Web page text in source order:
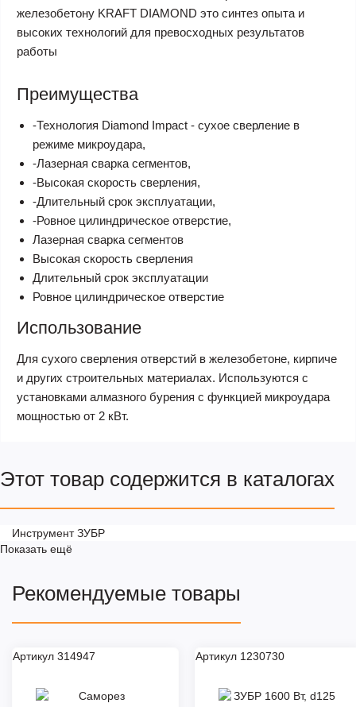
железобетону KRAFT DIAMOND это синтез опыта и
высоких технологий для превосходных результатов
работы
Преимущества
-Технология Diamond Impact - сухое сверление в
режиме микроудара,
-Лазерная сварка сегментов,
-Высокая скорость сверления,
-Длительный срок эксплуатации,
-Ровное цилиндрическое отверстие,
Лазерная сварка сегментов
Высокая скорость сверления
Длительный срок эксплуатации
Ровное цилиндрическое отверстие
Использование
Для сухого сверления отверстий в железобетоне, кирпиче
и других строительных материалах. Используются с
установками алмазного бурения с функцией микроудара
мощностью от 2 кВт.
Этот товар содержится в каталогах
Инструмент ЗУБР
Показать ещё
Рекомендуемые товары
Артикул 314947 Артикул 1230730